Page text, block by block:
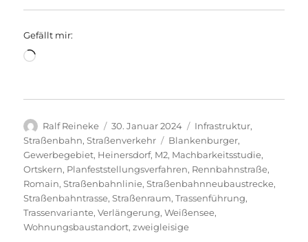
Gefällt mir:
Wird
Autor
Ralf Reineke
Veröffentlicht
am
30. Januar 2024 Kategorien
Infrastruktur,
Straßenbahn,Straßenverkehr Schlagwörter
Blankenburger,
Gewerbegebiet, Heinersdorf, M2, Machbarkeitsstudie,
Ortskern, Planfeststellungsverfahren, Rennbahnstraße,
Romain,Straßenbahnlinie,Straßenbahnneubaustrecke,
Straßenbahntrasse,Straßenraum,Trassenführung,
Trassenvariante,Verlängerung,Weißensee,
Wohnungsbaustandort,zweigleisige